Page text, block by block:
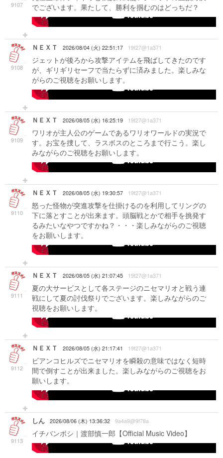
9107
でございます。果たして、勝利を掴むのはどっちだ？
-->
9108
ＮＥＸＴ 2026/08/04 (火) 22:51:17 19f27@1a371
ジェットが後ろから攻撃アイテムを飛ばしてきたのです
が、ギリギリセーフで当たらずに済みました。楽しみな
がらのご視聴をお願いします。
-->
9109
ＮＥＸＴ 2026/08/05 (水) 16:25:19 19f27@1a371
ワリオが主人公のゲームであるワリオワールドの実況で
す。お宝を捜して、ラスボスのところまで行こう。楽し
みながらのご視聴をお願いします。
-->
9110
ＮＥＸＴ 2026/08/05 (水) 19:30:57 19f27@1a371
怒った怪物が突進攻撃を仕掛けるのを利用してリングの
下に落とすことが出来ます。頭脳戦とかで相手を挑発す
るみたいなやつですかね？・・・楽しみながらのご視聴
をお願いします。
-->
9111
ＮＥＸＴ 2026/08/05 (水) 21:07:45 19f27@1a371
夏の大サービスとして各ステージのニセマリオと戦う連
戦にして夏の討伐祭りでございます。楽しみながらのご
視聴をお願いします。
-->
9112
ＮＥＸＴ 2026/08/05 (水) 21:17:41 19f27@1a371
ビアンコヒルズでニセマリオを瞬殺の意味ではなく短時
間で倒すことが出来ました。楽しみながらのご視聴をお
願いします。
-->
9113
しん 2026/08/06 (木) 13:36:32 9a4a9@9f78a
イチバンボシ｜渡部慎一郎【Official Music Video】
-->